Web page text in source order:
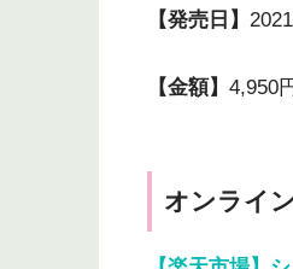
【発売日】
【金額】 4,950
オンライ